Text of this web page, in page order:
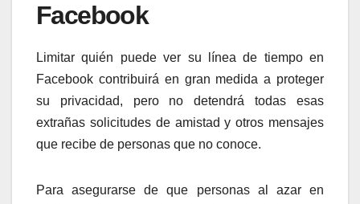
Facebook
Limitar quién puede ver su línea de tiempo en
Facebook contribuirá en gran medida a proteger
su privacidad, pero no detendrá todas esas
extrañas solicitudes de amistad y otros mensajes
que recibe de personas que no conoce.
Para asegurarse de que personas al azar en